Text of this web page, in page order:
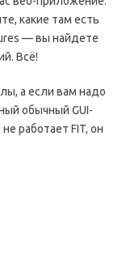
какие там есть
— вы найдете
Всё!
а если вам надо
обычный GUI-
работает FIT, он